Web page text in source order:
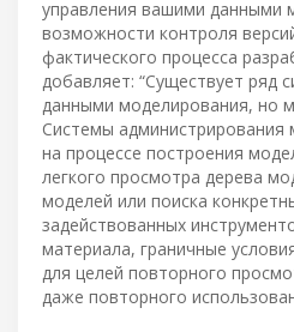
управления вашими данными
возможности контроля
фактического процесса
добавляет: “Существует ряд
данными моделирования, но
Системы администрирования
на процессе построения
легкого просмотра дерева
моделей или поиска
задействованных
материала, граничные
для целей повторного
даже повторного